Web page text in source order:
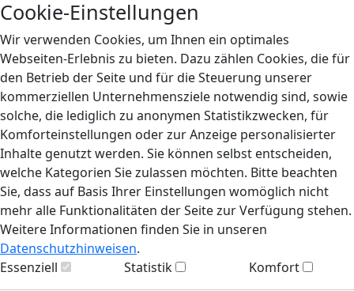
Cookie-Einstellungen
Wir verwenden Cookies, um Ihnen ein optimales
Webseiten-Erlebnis zu bieten. Dazu zählen Cookies, die für
den Betrieb der Seite und für die Steuerung unserer
kommerziellen Unternehmensziele notwendig sind, sowie
solche, die lediglich zu anonymen Statistikzwecken, für
Komforteinstellungen oder zur Anzeige personalisierter
Inhalte genutzt werden. Sie können selbst entscheiden,
welche Kategorien Sie zulassen möchten. Bitte beachten
Sie, dass auf Basis Ihrer Einstellungen womöglich nicht
mehr alle Funktionalitäten der Seite zur Verfügung stehen.
Weitere Informationen finden Sie in unseren
Datenschutzhinweisen.
Essenziell
Statistik Komfort